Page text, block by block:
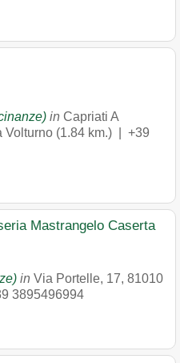
in Capriati A
Volturno (1.84 km.) | +39
Mastrangelo Caserta
in Via Portelle, 17, 81010
3895496994